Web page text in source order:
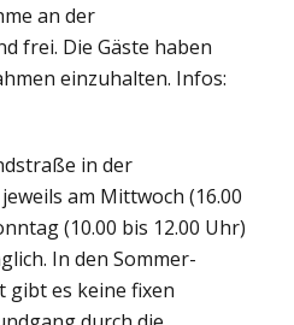
an der
frei. Die Gäste haben
einzuhalten. Infos:
in der
am Mittwoch (16.00
(10.00 bis 12.00 Uhr)
In den Sommer-
gibt es keine fixen